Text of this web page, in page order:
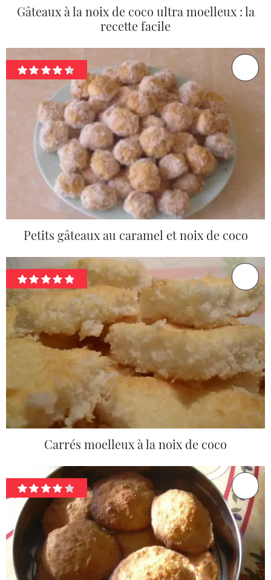
Gâteaux à la noix de coco ultra moelleux : la
recette facile
Petits gâteaux au caramel et noix de coco
Carrés moelleux à la noix de coco